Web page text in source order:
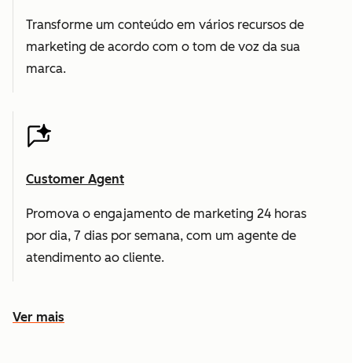
Transforme um conteúdo em vários recursos de
marketing de acordo com o tom de voz da sua
marca.
Customer Agent
Promova o engajamento de marketing 24 horas
por dia, 7 dias por semana, com um agente de
atendimento ao cliente.
Ver mais